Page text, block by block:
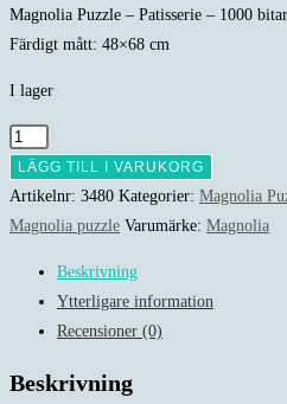
Magnolia Puzzle – Patisserie – 1000 bitar
Färdigt mått: 48×68 cm
I lager
Magnolia
Puzzle
-
Patisserie
LÄGG TILL I VARUKORG
Artikelnr: 3480 Kategorier: Magnolia
Magnolia puzzle Varumärke: Magnolia
Beskrivning
Ytterligare information
Recensioner (0)
Beskrivning